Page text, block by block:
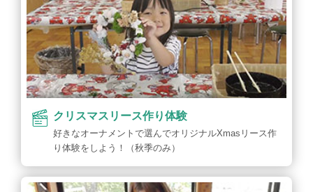
クリスマスリース作り体験
好きなオーナメントで選んでオリジナルXmasリース作
り体験をしよう！（秋季のみ）